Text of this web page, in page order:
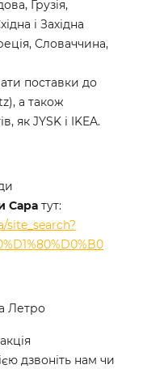
Грузія,
і Західна
Словаччина,
поставки до
а також
як JYSK і IKEA.
Сара тут:
дзвоніть нам чи